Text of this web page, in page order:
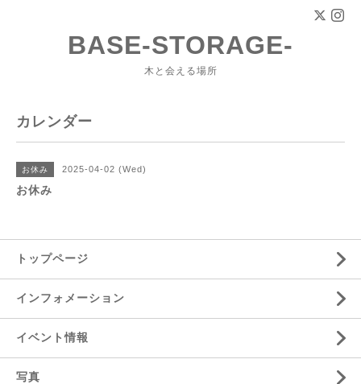
BASE-STORAGE-
木と会える場所
カレンダー
お休み 2025-04-02 (Wed)
お休み
トップページ
インフォメーション
イベント情報
写真